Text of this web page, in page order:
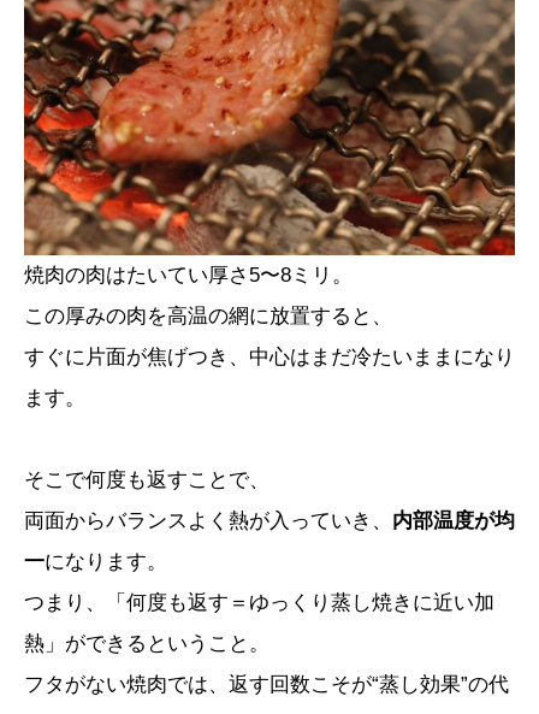
焼肉の肉はたいてい厚さ5〜8ミリ。
この厚みの肉を高温の網に放置すると、
すぐに片面が焦げつき、中心はまだ冷たいままになり
ます。
そこで何度も返すことで、
両面からバランスよく熱が入っていき、 内部温度が均
一になります。
つまり、「何度も返す＝ゆっくり蒸し焼きに近い加
熱」ができるということ。
フタがない焼肉では、返す回数こそが“蒸し効果”の代